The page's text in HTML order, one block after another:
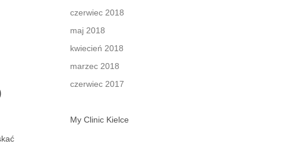
czerwiec 2018
maj 2018
kwiecień 2018
marzec 2018
czerwiec 2017
My Clinic Kielce